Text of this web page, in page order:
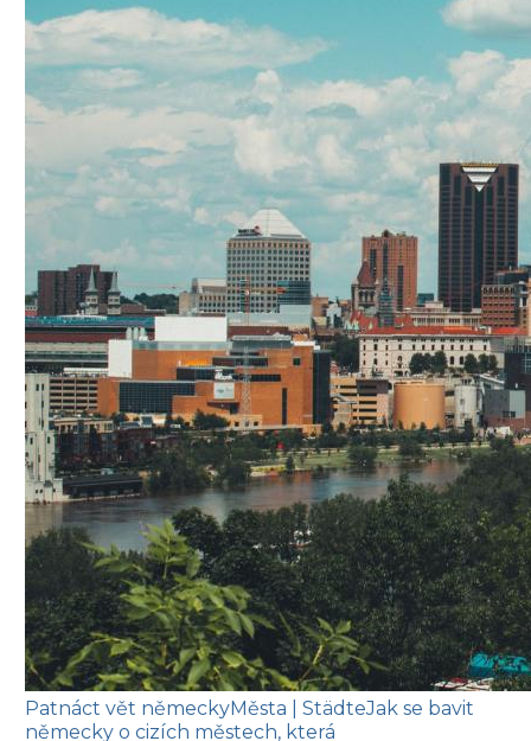
Patnáct vět německyMěsta | StädteJak se bavit
německy o cizích městech, která